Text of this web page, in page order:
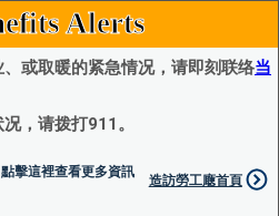
Alerts
或取暖的紧急情况，请即刻联络当
，请拨打911。
擊這裡查看更多資訊
造訪勞工廰首頁